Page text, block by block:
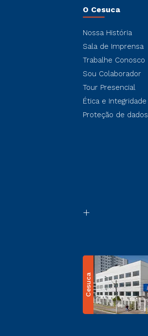
O Cesuca
Nossa História
Sala de Imprensa
Trabalhe Conosco
Sou Colaborador
Tour Presencial
Ética e Integridade
Proteção de dados
Cesuca